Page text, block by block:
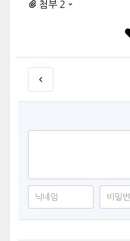
첨부 2